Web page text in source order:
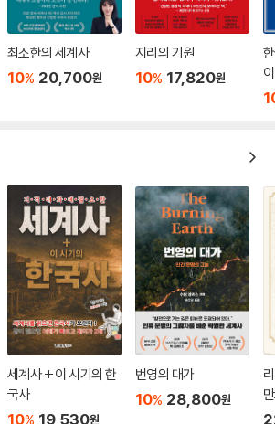
최소한의 세계사
10% 20,700원
지리의 기원
10% 17,820원
세계사 + 이 시기의 한
국사
10% 19,530원
번영의 대가
10% 28,800원